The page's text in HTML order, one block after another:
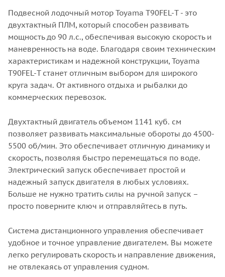
Подвесной лодочный мотор Toyama T90FEL-T - это
двухтактный ПЛМ, который способен развивать
мощность до 90 л.с., обеспечивая высокую скорость и
маневренность на воде. Благодаря своим техническим
характеристикам и надежной конструкции, Toyama
T90FEL-T станет отличным выбором для широкого
круга задач. От активного отдыха и рыбалки до
коммерческих перевозок.
Двухтактный двигатель объемом 1141 куб. см
позволяет развивать максимальные обороты до 4500-
5500 об/мин. Это обеспечивает отличную динамику и
скорость, позволяя быстро перемещаться по воде.
Электрический запуск обеспечивает простой и
надежный запуск двигателя в любых условиях.
Больше не нужно тратить силы на ручной запуск –
просто поверните ключ и отправляйтесь в путь.
Система дистанционного управления обеспечивает
удобное и точное управление двигателем. Вы можете
легко регулировать скорость и направление движения,
не отвлекаясь от управления судном.